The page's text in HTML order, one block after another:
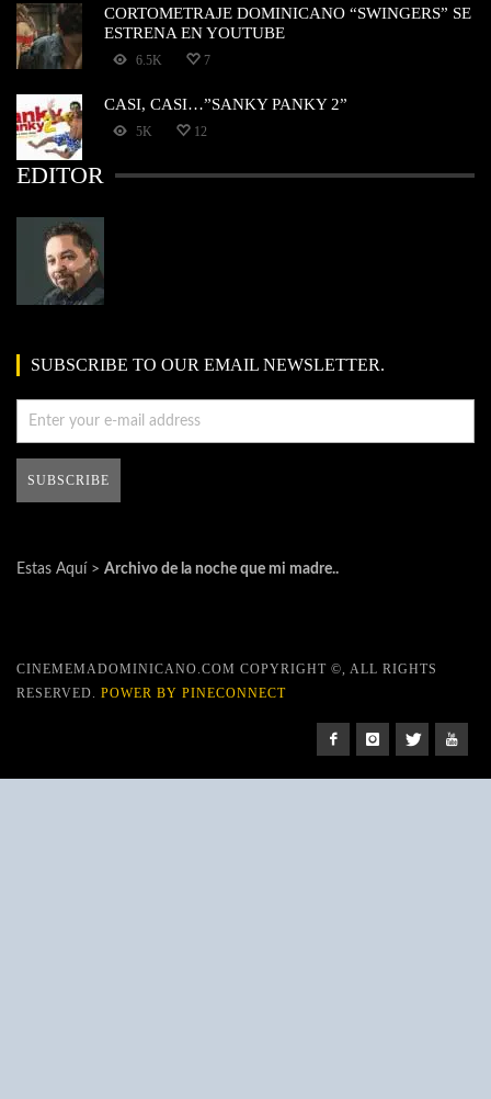
CORTOMETRAJE DOMINICANO “SWINGERS” SE
ESTRENA EN YOUTUBE
6.5K 7
CASI, CASI…”SANKY PANKY 2”
5K 12
EDITOR
SUBSCRIBE TO OUR EMAIL NEWSLETTER.
Estas Aquí > Archivo de la noche que mi madre..
CINEMEMADOMINICANO.COM COPYRIGHT ©, ALL RIGHTS
RESERVED. POWER BY PINECONNECT